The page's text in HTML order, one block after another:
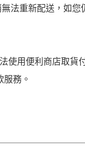
法重新配送，如您
用便利商店取貨
務。